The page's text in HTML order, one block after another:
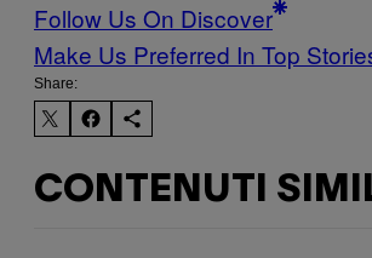
Follow Us On Discover
Make Us Preferred In Top
Share:
CONTENUTI